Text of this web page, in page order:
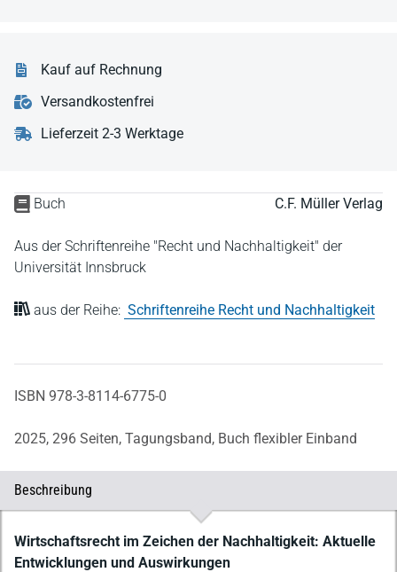
Buch C.F. Müller Verlag
Aus der Schriftenreihe "Recht und Nachhaltigkeit" der
Universität Innsbruck
aus der Reihe: Schriftenreihe Recht und Nachhaltigkeit
ISBN 978-3-8114-6775-0
2025, 296 Seiten, Tagungsband, Buch flexibler Einband
Kauf auf Rechnung
Versandkostenfrei
Lieferzeit 2-3 Werktage
Beschreibung
Beschreibung
Wirtschaftsrecht im Zeichen der Nachhaltigkeit: Aktuelle
Entwicklungen und Auswirkungen